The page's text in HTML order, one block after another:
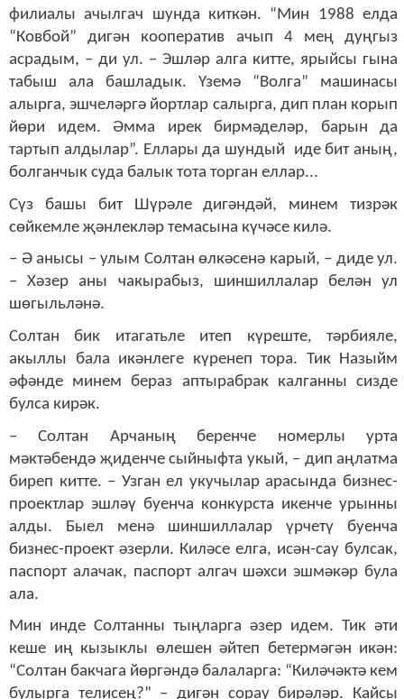
филиалы ачылгач шунда киткән. “Мин 1988 елда
“Ковбой” дигән кооператив ачып 4 мең дуңгыз
асрадым, – ди ул. – Эшләр алга китте, ярыйсы гына
табыш ала башладык. Үземә “Волга” машинасы
алырга, эшчеләргә йортлар салырга, дип план корып
йөри идем. Әмма ирек бирмәделәр, барын да
тартып алдылар”. Еллары да шундый иде бит аның,
болганчык суда балык тота торган еллар...
Сүз башы бит Шүрәле дигәндәй, минем тизрәк
сөйкемле җәнлекләр темасына күчәсе килә.
– Ә анысы – улым Солтан өлкәсенә карый, – диде ул.
– Хәзер аны чакырабыз, шиншиллалар белән ул
шөгыльләнә.
Солтан бик итагатьле итеп күреште, тәрбияле,
акыллы бала икәнлеге күренеп тора. Тик Назыйм
әфәнде минем бераз аптырабрак калганны сизде
булса кирәк.
– Солтан Арчаның беренче номерлы урта
мәктәбендә җиденче сыйныфта укый, – дип аңлатма
биреп китте. – Узган ел укучылар арасында бизнес-
проектлар эшләү буенча конкурста икенче урынны
алды. Быел менә шиншиллалар үрчетү буенча
бизнес-проект әзерли. Киләсе елга, исән-сау булсак,
паспорт алачак, паспорт алгач шәхси эшмәкәр була
ала.
Мин инде Солтанны тыңларга әзер идем. Тик әти
кеше иң кызыклы өлешен әйтеп бетермәгән икән:
“Солтан бакчага йөргәндә балаларга: “Киләчәктә кем
булырга телисең?” – дигән сорау бирәләр. Кайсы